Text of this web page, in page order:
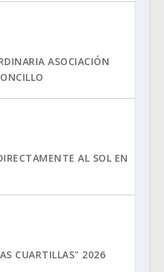
ASOCIACIÓN
AL SOL EN
CUARTILLAS" 2026